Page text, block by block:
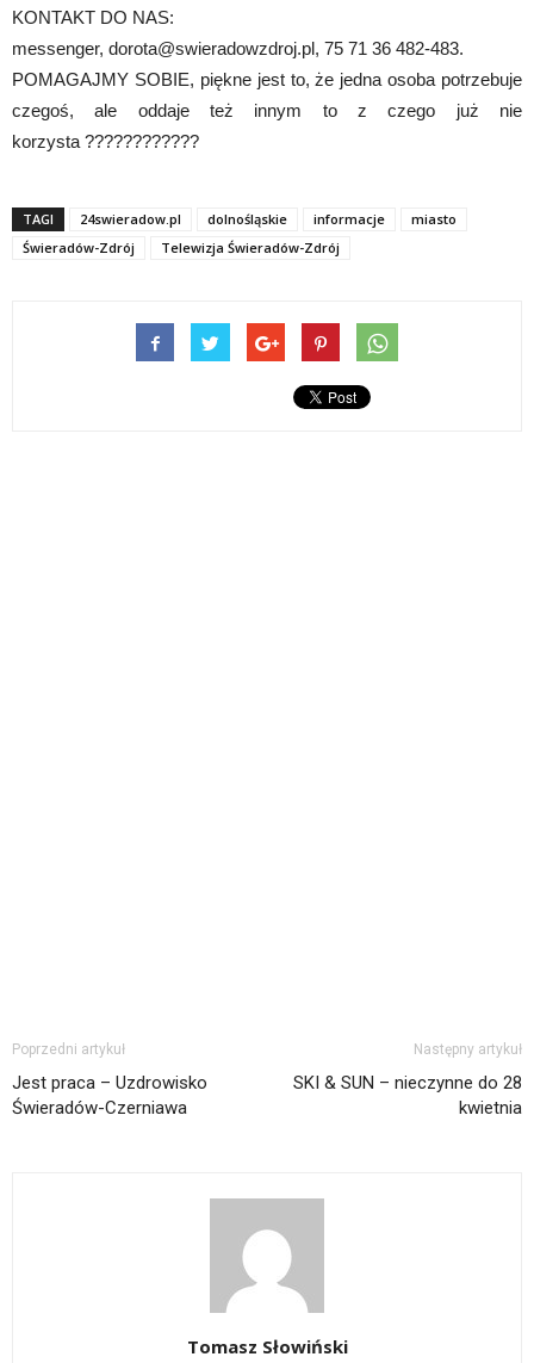
KONTAKT DO NAS:
messenger, dorota@swieradowzdroj.pl, 75 71 36 482-483.
POMAGAJMY SOBIE, piękne jest to, że jedna osoba potrzebuje
czegoś, ale oddaje też innym to z czego już nie
korzysta ????????????
TAGI 24swieradow.pl dolnośląskie informacje
miasto
Świeradów-Zdrój
Telewizja Świeradów-Zdrój
Poprzedni artykuł
Jest praca – Uzdrowisko
Świeradów-Czerniawa
Następny artykuł
SKI & SUN – nieczynne do 28
kwietnia
Tomasz Słowiński